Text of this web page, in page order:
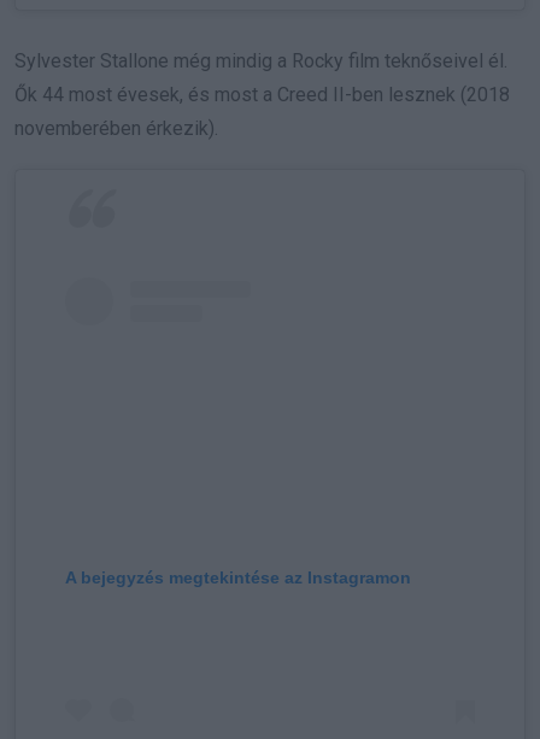
Sylvester Stallone még mindig a Rocky film teknőseivel él.
Ők 44 most évesek, és most a Creed II-ben lesznek (2018
novemberében érkezik).
A bejegyzés megtekintése az Instagramon